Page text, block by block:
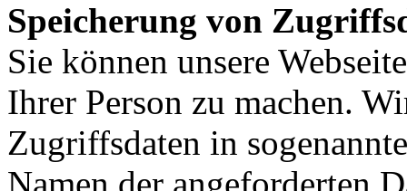
Speicherung von
Sie können unsere
Ihrer Person zu machen.
Zugriffsdaten in